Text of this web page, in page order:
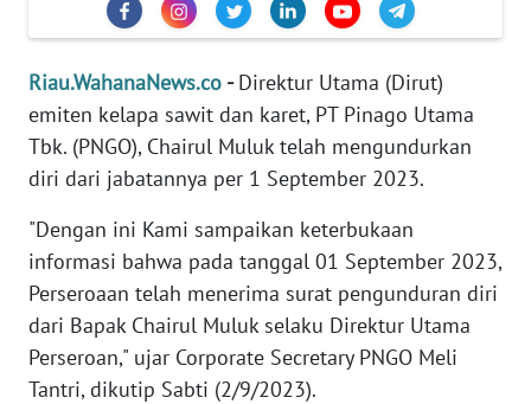
Riau.WahanaNews.co -Direktur Utama (Dirut)
emiten kelapa sawit dan karet, PT Pinago Utama
Tbk. (PNGO), Chairul Muluk telah mengundurkan
diri dari jabatannya per 1 September 2023.
"Dengan ini Kami sampaikan keterbukaan
informasi bahwa pada tanggal 01 September 2023,
Perseroaan telah menerima surat pengunduran diri
dari Bapak Chairul Muluk selaku Direktur Utama
Perseroan," ujar Corporate Secretary PNGO Meli
Tantri, dikutip Sabti (2/9/2023).
INFO
TENTANG
KAMI
PEDOMAN
MEDIA
SIBER
REDAKSI